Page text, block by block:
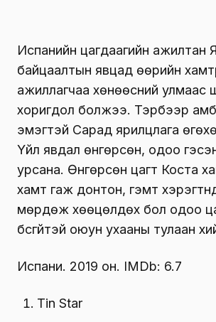
Испанийн цагдаагийн ажилтан
байцаалтын явцад өөрийн
ажиллагчаа хөнөөсний улмаас
хоригдол болжээ. Тэрбээр
эмэгтэй Сарад ярилцлага
Үйл явдал өнгөрсөн, одоо
урсана. Өнгөрсөн цагт Коста
хамт гаж донтон, гэмт
мөрдөж хөөцөлдөх бол одоо
бүсгүйтэй оюун ухааны тулаан
Испани. 2019 он. IMDb: 6.7
Tin Star